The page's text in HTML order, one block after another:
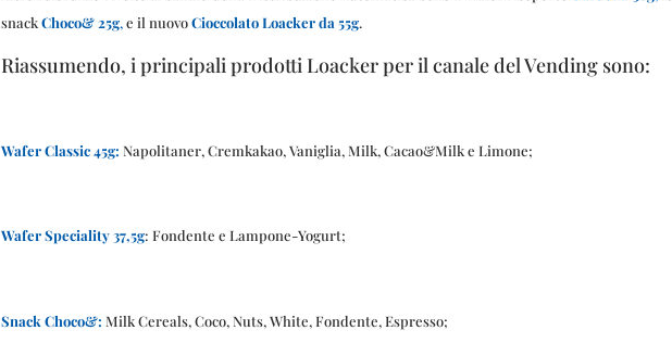
snackChoco& 25g,e il nuovoCioccolato Loackerda 55g.
Riassumendo, i principali prodotti Loacker per il canale del Vending sono:
Wafer Classic 45g: Napolitaner, Cremkakao, Vaniglia, Milk, Cacao&Milk e Limone;
Wafer Speciality 37,5g: Fondente e Lampone-Yogurt;
Snack Choco&: Milk Cereals, Coco, Nuts, White, Fondente, Espresso;